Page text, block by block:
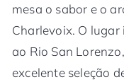
mesa o sabor e o
Charlevoix. O
ao Rio San
excelente seleção